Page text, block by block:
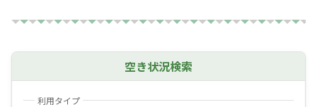
空き状況検索
利用タイプ